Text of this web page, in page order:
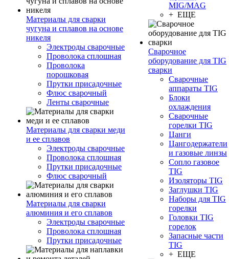
Материалы для сварки
чугуна и сплавов на основе
никеля
Электроды сварочные
Проволока сплошная
Проволока
порошковая
Прутки присадочные
Флюс сварочный
Ленты сварочные
Материалы для сварки меди
и ее сплавов
Электроды сварочные
Проволока сплошная
Прутки присадочные
Флюс сварочный
Материалы для сварки
алюминия и его сплавов
Электроды сварочные
Проволока сплошная
Прутки присадочные
MIG/MAG
+ ЕЩЕ
Сварочное
оборудование для TIG
сварки
Сварочные
аппараты TIG
Блоки
охлаждения
Сварочные
горелки TIG
Цанги
Цангодержатели
и газовые линзы
Сопло газовое
TIG
Изоляторы TIG
Заглушки TIG
Наборы для TIG
горелки
Головки TIG
горелок
Запасные части
TIG
+ ЕЩЕ